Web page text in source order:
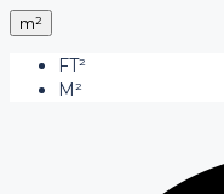
m²
FT²
M²